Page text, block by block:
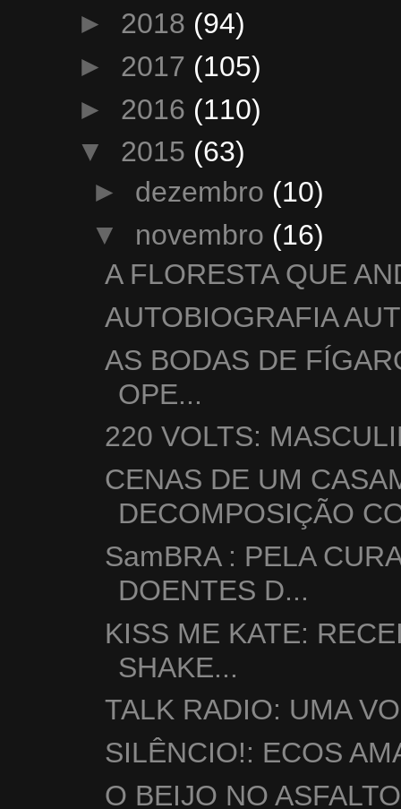
► 2018 (94)
► 2017 (105)
► 2016 (110)
▼ 2015 (63)
► dezembro (10)
▼ novembro (16)
A FLORESTA QUE
AUTOBIOGRAFIA
AS BODAS DE
OPE...
220 VOLTS:
CENAS DE UM
DECOMPOSIÇÃO
SamBRA : PELA
DOENTES D...
KISS ME KATE:
SHAKE...
TALK RADIO: UMA
SILÊNCIO!: ECOS
O BEIJO NO